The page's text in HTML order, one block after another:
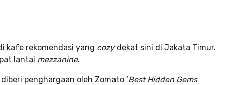
kafe rekomendasi yang cozydekat sini di Jakata Timur.
lantai mezzanine.
penghargaan oleh Zomato ‘Best Hidden Gems